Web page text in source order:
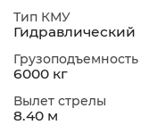
Тип КМУ
Гидравлический
6000 кг
Вылет стрелы
8.40 м